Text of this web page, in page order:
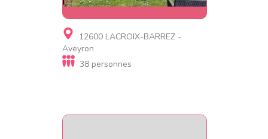
Gite, Gite insolite, Hôtel
Le Grand Gîte du Carladez
12600 LACROIX-BARREZ -
Aveyron
38 personnes